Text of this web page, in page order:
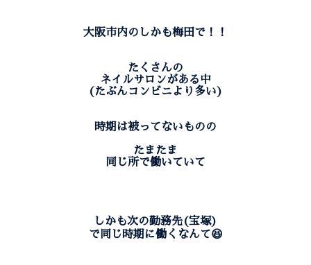
大阪市内のしかも梅田で！！
たくさんの
ネイルサロンがある中
(たぶんコンビニより多い)
時期は被ってないものの
たまたま
同じ所で働いていて
しかも次の勤務先(宝塚)
で同じ時期に働くなんて😆